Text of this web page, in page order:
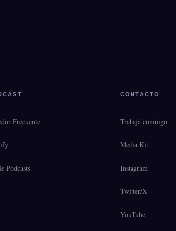
Frecuente
Podcasts
CONTACTO
Trabajá conmigo
Media Kit
Instagram
Twitter/X
YouTube